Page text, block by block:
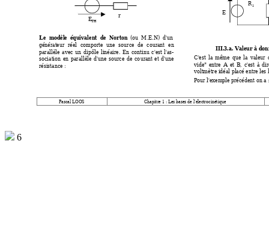
Pascal LOOS Chapitre 1 : Les bases de l'électrocinétique
ETH
r
Le modèle  équivalent de  Norton (ou  M.E.N) d'un
générateur réel comporte une source de courant en
parallèle avec un dipôle linéaire. En continu c'est l'as-
sociation en parallèle d'une source de courant et d'une
résistance :
E
R1
III.3.a. Valeur à
C'est la même que la valeur
vide" entre A et B, c'est à
voltmètre idéal placé entre les
Pour l'exemple précédent on
6